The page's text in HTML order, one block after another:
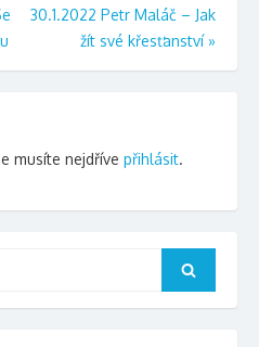
30.1.2022 Petr Maláč – Jak
žít své křesťanství»
musíte nejdříve přihlásit.
Search